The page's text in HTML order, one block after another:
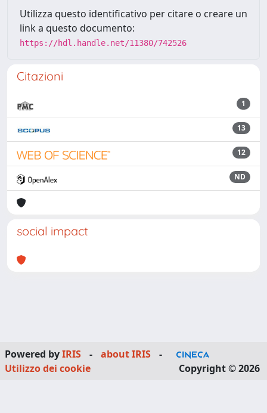
Utilizza questo identificativo per citare o creare un
link a questo documento:
https://hdl.handle.net/11380/742526
Citazioni
1
13
12
ND
social impact
Powered byIRIS - about IRIS
-
Utilizzo dei cookie
Copyright © 2026